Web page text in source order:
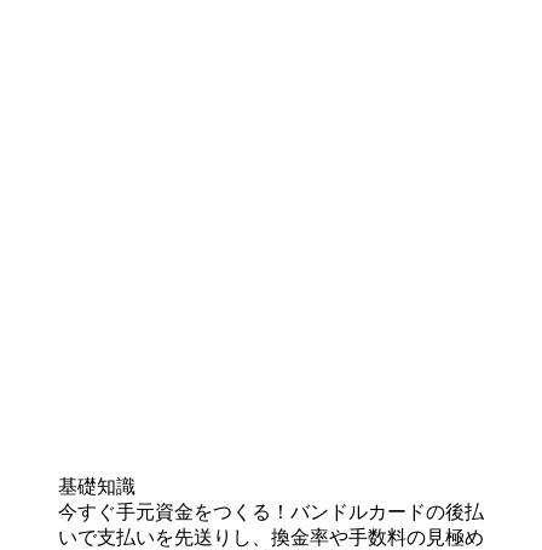
基礎知識
今すぐ手元資金をつくる！バンドルカードの後払
いで支払いを先送りし、換金率や手数料の見極め